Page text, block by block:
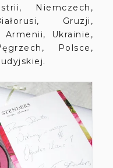
Niemczech,
Gruzji,
Armenii, Ukrainie,
Polsce,